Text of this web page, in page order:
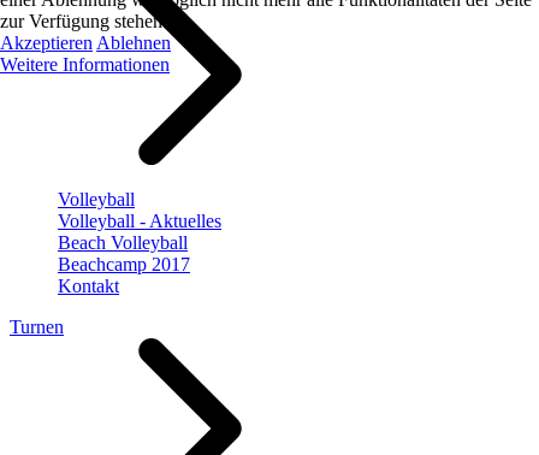
Volleyball
Volleyball - Aktuelles
Beach Volleyball
Beachcamp 2017
Kontakt
Turnen
zur Verfügung stehen.
Akzeptieren Ablehnen
Weitere Informationen